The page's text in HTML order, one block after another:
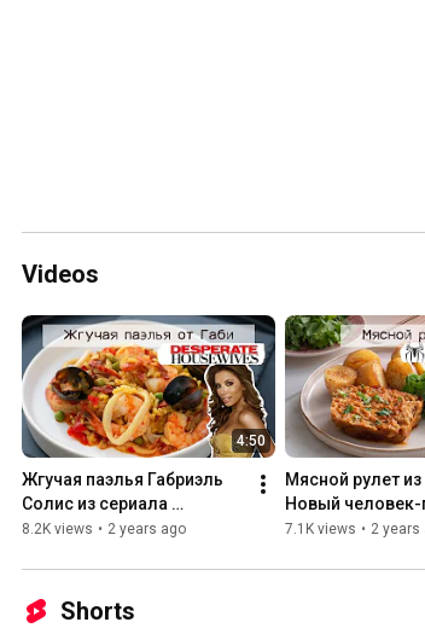
Videos
4:50
Жгучая паэлья Габриэль
Солис из сериала
Отчаянные домохозяйки
8.2K views • 2 years ago
Мясной рулет
Новый человек-
же Митлоф или
7.1K views • 2 years
Shorts